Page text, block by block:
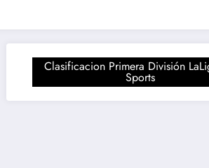
Clasificacion Primera División
Sports